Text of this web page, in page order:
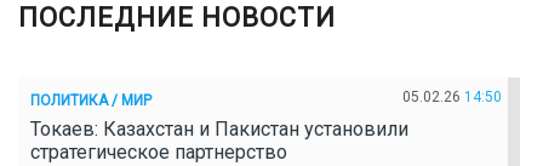
ПОСЛЕДНИЕ НОВОСТИ
ПОЛИТИКА / МИР 05.02.26 14:50
Токаев: Казахстан и Пакистан установили
стратегическое партнерство